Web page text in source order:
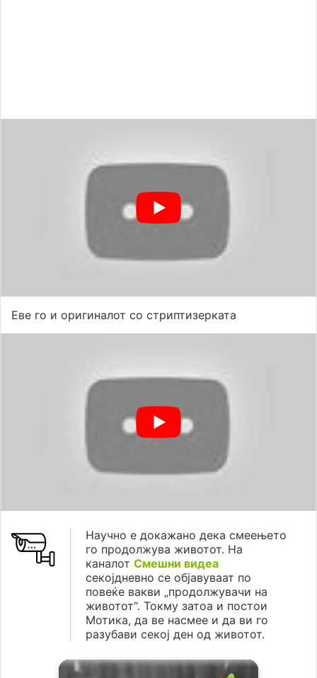
Еве го и оригиналот со стриптизерката
Научно е докажано дека смеењето
го продолжува животот. На
каналот Смешни видеа
секојдневно се објавуваат по
повеќе вакви „продолжувачи на
животот“. Токму затоа и постои
Мотика, да ве насмее и да ви го
разубави секој ден од животот.